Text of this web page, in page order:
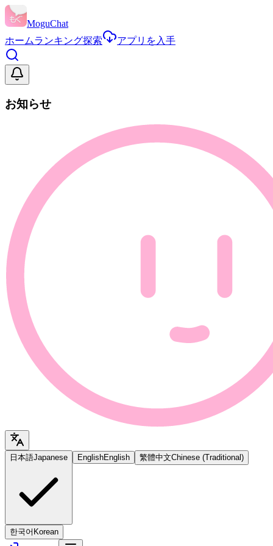
MoguChat
ホームランキング探索 アプリを入手
お知らせ
日本語Japanese EnglishEnglish 繁體中文Chinese (Traditional)
한국어 Korean